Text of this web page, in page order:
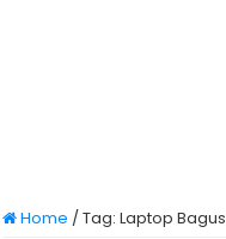
Home /Tag:Laptop Bagus